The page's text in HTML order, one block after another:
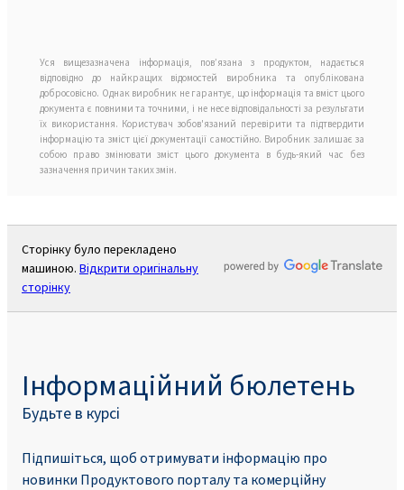
Уся вищезазначена інформація, пов’язана з продуктом, надається
відповідно до найкращих відомостей виробника та опублікована
добросовісно. Однак виробник не гарантує, що інформація та вміст цього
документа є повними та точними, і не несе відповідальності за результати
їх використання. Користувач зобов'язаний перевірити та підтвердити
інформацію та зміст цієї документації самостійно. Виробник залишає за
собою право змінювати зміст цього документа в будь-який час без
зазначення причин таких змін.
Сторінку було перекладено
машиною. Відкрити оригінальну
сторінку
Інформаційний бюлетень
Будьте в курсі
Підпишіться, щоб отримувати інформацію про
новинки Продуктового порталу та комерційну